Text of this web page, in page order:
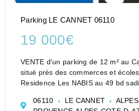
Parking LE CANNET 06110
19 000€
VENTE d'un parking de 12 m² au
situé près des commerces et
Residence Les NABIS au 49 bd
le département des Alpes-
06110 LE CANNET